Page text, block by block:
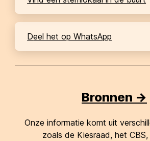
Deel het op WhatsApp
Bronnen ->
Onze informatie komt uit
zoals de Kiesraad, het